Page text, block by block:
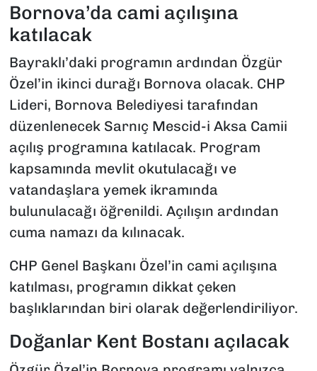
Bornova’da cami açılışına
katılacak
Bayraklı’daki programın ardından Özgür
Özel’in ikinci durağı Bornova olacak. CHP
Lideri, Bornova Belediyesi tarafından
düzenlenecek Sarnıç Mescid-i Aksa Camii
açılış programına katılacak. Program
kapsamında mevlit okutulacağı ve
vatandaşlara yemek ikramında
bulunulacağı öğrenildi. Açılışın ardından
cuma namazı da kılınacak.
CHP Genel Başkanı Özel’in cami açılışına
katılması, programın dikkat çeken
başlıklarından biri olarak değerlendiriliyor.
Doğanlar Kent Bostanı açılacak